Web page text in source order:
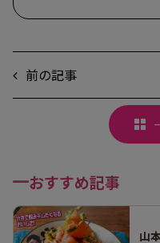
前の記事
おすすめ記事
山